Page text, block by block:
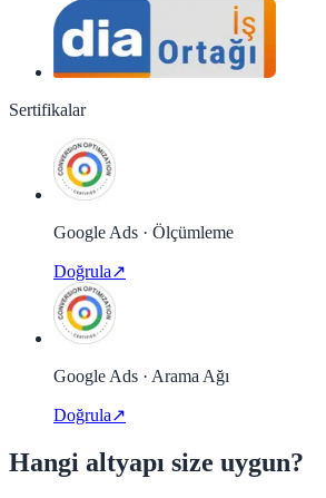
Sertifikalar
Google Ads · Ölçümleme
Doğrula↗
Google Ads · Arama Ağı
Doğrula↗
Hangi altyapı size uygun?